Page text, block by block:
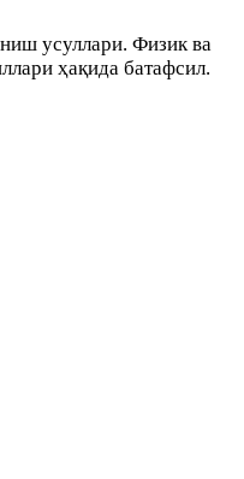
усуллари. Физик ва
ҳақида батафсил.